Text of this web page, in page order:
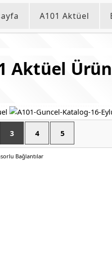
A101 Aktüel
Aktüel
3 4 5
Bağlantılar